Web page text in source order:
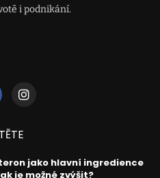
i podnikání.
jako hlavní ingredience
je možné zvýšit?